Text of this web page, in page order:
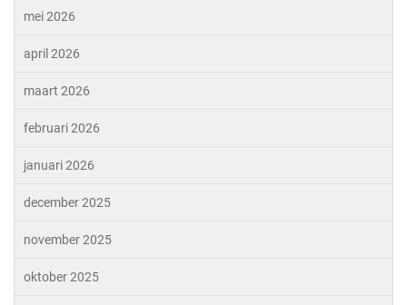
mei 2026
april 2026
maart 2026
februari 2026
januari 2026
december 2025
november 2025
oktober 2025